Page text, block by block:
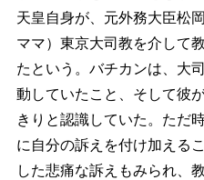
天皇自身が、元外務大臣松
ママ）東京大司教を介して
たという。バチカンは、大
動していたこと、そして彼
きりと認識していた。ただ
に自分の訴えを付け加える
した悲痛な訴えもみられ、